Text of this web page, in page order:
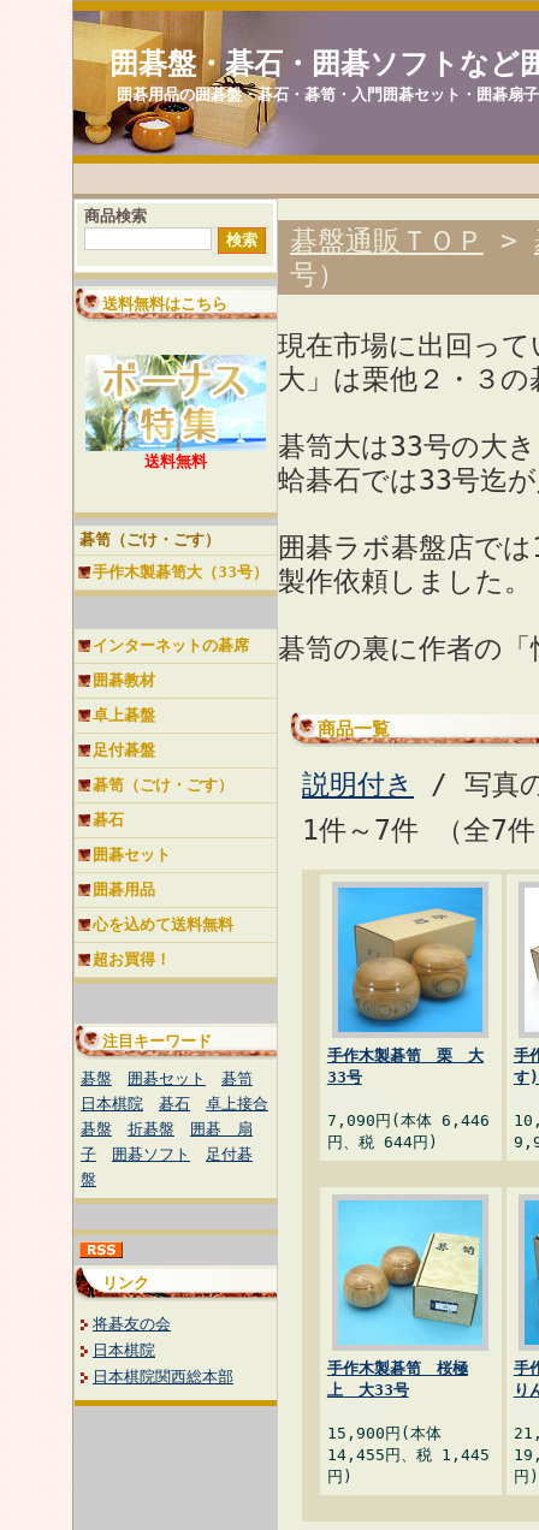
囲碁盤・碁石・囲碁ソフトなど
囲碁用品の囲碁盤・碁石・碁笥・入門囲碁セット・囲碁扇
商品検索
送料無料はこちら
送料無料
碁笥（ごけ・ごす）
手作木製碁笥大（33号）
インターネットの碁席
囲碁教材
卓上碁盤
足付碁盤
碁笥（ごけ・ごす）
碁石
囲碁セット
囲碁用品
心を込めて送料無料
超お買得！
注目キーワード
碁盤 囲碁セット
碁笥
日本棋院
碁石
卓上接合
碁盤
折碁盤
囲碁 扇
子
囲碁ソフト
足付碁
盤
リンク
将碁友の会
日本棋院
日本棋院関西総本部
碁盤通販ＴＯＰ >
号）
現在市場に出回っ
大」は栗他２・３
碁笥大は33号の大
蛤碁石では33号迄
囲碁ラボ碁盤店で
製作依頼しました。
碁笥の裏に作者の
商品一覧
説明付き
/ 写真
1件～7件 （全7
手作木製碁笥 栗 大
33号
7,090円(本体 6,446
円、税 644円)
手
す
手作木製碁笥 桜極
上 大33号
15,900円(本体
14,455円、税 1,445
円)
手
り
円)